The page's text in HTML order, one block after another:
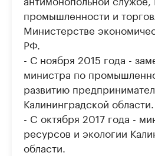
промышленности и
Министерстве
РФ.
- С ноября 2015 года -
министра по
развитию
Калининградской области.
- C октября 2017 года -
ресурсов и экологии
области.